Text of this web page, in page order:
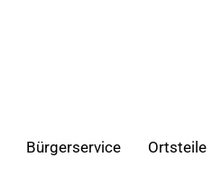
Bürgerservice Ortsteile